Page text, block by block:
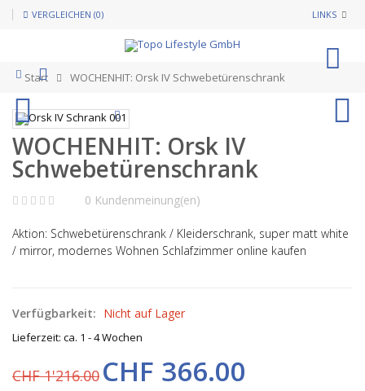
VERGLEICHEN (0) LINKS
Start WOCHENHIT: Orsk IV Schwebetürenschrank
WOCHENHIT: Orsk IV
Schwebetürenschrank
0 Kundenmeinung(en)
Aktion: Schwebetürenschrank / Kleiderschrank, super matt white
/ mirror, modernes Wohnen Schlafzimmer online kaufen
Verfügbarkeit: Nicht auf Lager
Lieferzeit: ca. 1 - 4 Wochen
CHF 1'216.00 CHF 366.00